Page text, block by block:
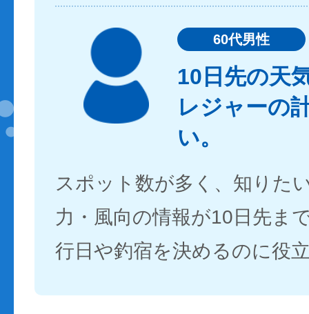
60代男性
10日先の天
レジャーの
い。
スポット数が多く、知りた
力・風向の情報が10日先ま
行日や釣宿を決めるのに役